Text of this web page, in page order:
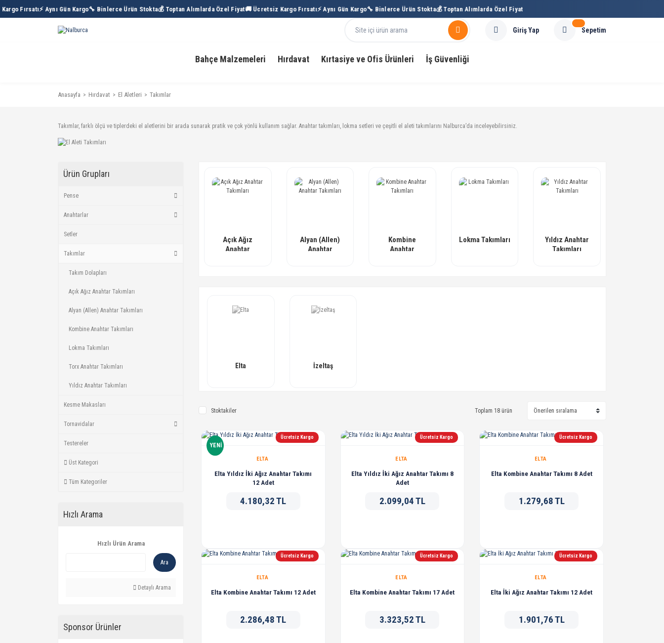
Fırsatı⚡ Aynı Gün Kargo🔧 Binlerce Ürün Stokta💰 Toptan Alımlarda Özel Fiyat🚚 Ücretsiz Kargo Fırsatı⚡ Aynı Gün Kargo🔧 Binlerce Ürün Stokta💰 Toptan Alımlarda Özel Fiyat
Giriş Yap Sepetim
Bahçe Malzemeleri Hırdavat Kırtasiye ve Ofis Ürünleri İş Güvenliği
Anasayfa Hırdavat El Aletleri Takımlar
Takımlar, farklı ölçü ve tiplerdeki el aletlerini bir arada sunarak pratik ve çok yönlü kullanım sağlar. Anahtar takımları, lokma setleri ve çeşitli el aleti takımlarını Nalburca’da inceleyebilirsiniz.
Ürün Grupları
Pense
Anahtarlar
Setler
Takımlar
Takım Dolapları
Açık Ağız Anahtar Takımları
Alyan (Allen) Anahtar Takımları
Kombine Anahtar Takımları
Lokma Takımları
Torx Anahtar Takımları
Yıldız Anahtar Takımları
Kesme Makasları
Tornavidalar
Testereler
Üst Kategori
Tüm Kategoriler
Hızlı Arama
Hızlı Ürün Arama
Ara
Detaylı Arama
Sponsor Ürünler
Açık Ağız
Anahtar
Alyan (Allen)
Anahtar
Kombine
Anahtar
Lokma Takımları
Yıldız Anahtar
Takımları
Elta İzeltaş
Stoktakiler Toplam 18 ürün
YENİ
Ücretsiz Kargo
4.180,32 TL
ELTA
Elta Yıldız İki Ağız Anahtar Takımı
12 Adet
Ücretsiz Kargo
2.099,04 TL
ELTA
Elta Yıldız İki Ağız Anahtar Takımı 8
Adet
Ücretsiz Kargo
1.279,68 TL
ELTA
Elta Kombine Anahtar Takımı 8 Adet
Ücretsiz Kargo
2.286,48 TL
ELTA
Elta Kombine Anahtar Takımı 12 Adet
Ücretsiz Kargo
3.323,52 TL
ELTA
Elta Kombine Anahtar Takımı 17 Adet
Ücretsiz Kargo
1.901,76 TL
ELTA
Elta İki Ağız Anahtar Takımı 12 Adet